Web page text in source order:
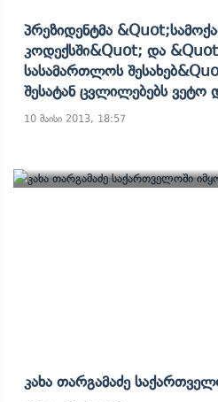
Პრეზიდენტმა
Კოდექსში&quot; Და
Სასამართლოს
Შესატან Ცვლილებებს Ვეტო
10 მაისი 2013, 18:57
Კახა Თარგამაძე